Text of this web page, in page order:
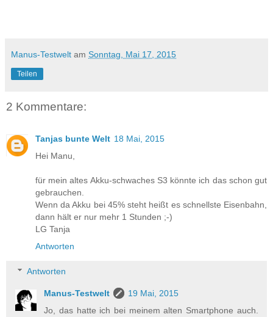
Manus-Testwelt am Sonntag, Mai 17, 2015
Teilen
2 Kommentare:
Tanjas bunte Welt 18 Mai, 2015
Hei Manu,
für mein altes Akku-schwaches S3 könnte ich das schon gut
gebrauchen.
Wenn da Akku bei 45% steht heißt es schnellste Eisenbahn,
dann hält er nur mehr 1 Stunden ;-)
LG Tanja
Antworten
Antworten
Manus-Testwelt
19 Mai, 2015
Jo, das hatte ich bei meinem alten Smartphone auch.